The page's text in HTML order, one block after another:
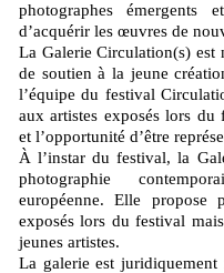
photographes
d’acquérir les œuvres de
La Galerie Circulation(s) est
de soutien à la jeune
l’équipe du festival
aux artistes exposés lors
et l’opportunité d’être
À l’instar du festival, la
photographie
européenne. Elle propose
exposés lors du festival
jeunes artistes.
La galerie est juridiquement